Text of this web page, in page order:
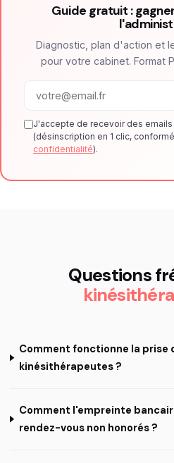
Guide gratuit :
Diagnostic, plan d'action et
pour votre cabinet. Format
J'accepte de recevoir des
(désinscription en 1 clic,
confidentialité).
Questions
Comment fonctionne la prise
kinésithérapeutes ?
Comment l'empreinte
rendez-vous non honorés ?